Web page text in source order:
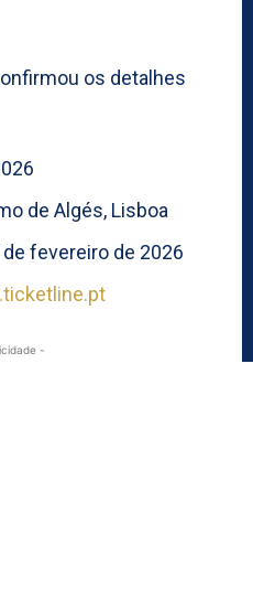
os detalhes
de Algés, Lisboa
fevereiro de 2026
-